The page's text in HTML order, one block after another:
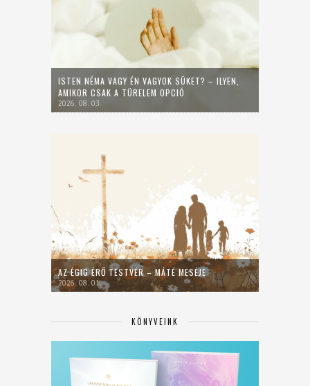
ISTEN NÉMA VAGY ÉN VAGYOK SÜKET? – ILYEN,
AMIKOR CSAK A TÜRELEM OPCIÓ
2026. 08. 03.
AZ ÉGIG ÉRŐ TESTVÉR – MÁTÉ MESÉJE
2026. 08. 01.
KÖNYVEINK